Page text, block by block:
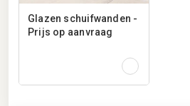
Glazen schuifwanden -
Prijs op aanvraag